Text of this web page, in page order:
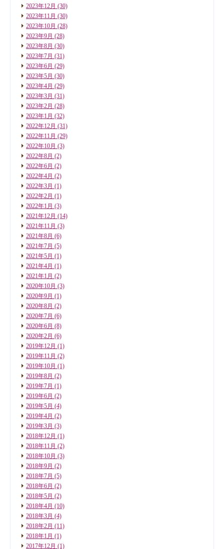
2023年12月 (30)
2023年11月 (30)
2023年10月 (28)
2023年9月 (28)
2023年8月 (30)
2023年7月 (31)
2023年6月 (29)
2023年5月 (30)
2023年4月 (29)
2023年3月 (31)
2023年2月 (28)
2023年1月 (32)
2022年12月 (31)
2022年11月 (29)
2022年10月 (3)
2022年8月 (2)
2022年6月 (2)
2022年4月 (2)
2022年3月 (1)
2022年2月 (1)
2022年1月 (3)
2021年12月 (14)
2021年11月 (3)
2021年8月 (6)
2021年7月 (5)
2021年5月 (1)
2021年4月 (1)
2021年1月 (2)
2020年10月 (3)
2020年9月 (1)
2020年8月 (2)
2020年7月 (6)
2020年6月 (8)
2020年2月 (6)
2019年12月 (1)
2019年11月 (2)
2019年10月 (1)
2019年8月 (2)
2019年7月 (1)
2019年6月 (2)
2019年5月 (4)
2019年4月 (2)
2019年3月 (3)
2018年12月 (1)
2018年11月 (2)
2018年10月 (3)
2018年9月 (2)
2018年7月 (5)
2018年6月 (2)
2018年5月 (2)
2018年4月 (10)
2018年3月 (4)
2018年2月 (11)
2018年1月 (1)
2017年12月 (1)